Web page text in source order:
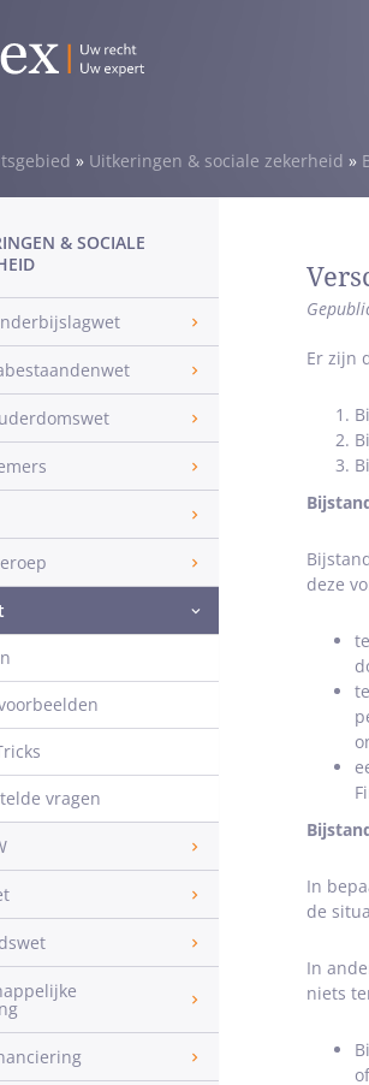
» Uitkeringen & sociale zekerheid »
Er zijn
deze
In
de
In
niets
& SOCIALE
vragen